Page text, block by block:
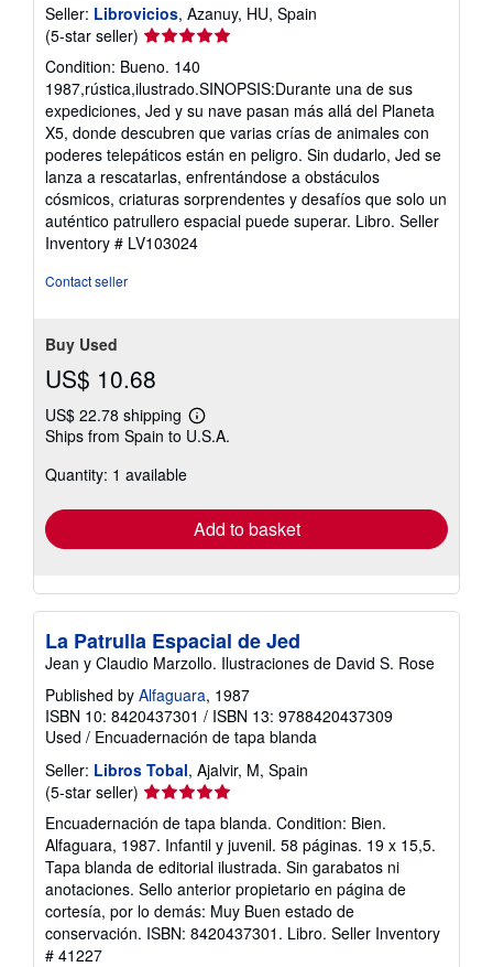
Seller: Librovicios, Azanuy, HU, Spain
(5-star seller) Seller
5
out
of
5
stars
Condition: Bueno. 140
1987,rústica,ilustrado.SINOPSIS:Durante una de sus
expediciones, Jed y su nave pasan más allá del Planeta
X5, donde descubren que varias crías de animales con
poderes telepáticos están en peligro. Sin dudarlo, Jed se
lanza a rescatarlas, enfrentándose a obstáculos
cósmicos, criaturas sorprendentes y desafíos que solo un
auténtico patrullero espacial puede superar. Libro. Seller
Inventory # LV103024
Contact seller
Buy Used
US$ 10.68
US$ 22.78 shipping
Learn
more
Ships from Spain to U.S.A.
Quantity: 1 available
Add to basket
La Patrulla Espacial de Jed
Jean y Claudio Marzollo. Ilustraciones de David S. Rose
Published by Alfaguara, 1987
ISBN 10: 8420437301 / ISBN 13: 9788420437309
Used / Encuadernación de tapa blanda
Seller: Libros Tobal, Ajalvir, M, Spain
(5-star seller) Seller
rating
5
out
of
5
stars
Encuadernación de tapa blanda. Condition: Bien.
Alfaguara, 1987. Infantil y juvenil. 58 páginas. 19 x 15,5.
Tapa blanda de editorial ilustrada. Sin garabatos ni
anotaciones. Sello anterior propietario en página de
cortesía, por lo demás: Muy Buen estado de
conservación. ISBN: 8420437301. Libro. Seller Inventory
# 41227